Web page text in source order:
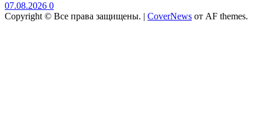
07.08.2026 0
Copyright © Все права защищены. | CoverNews от AF themes.